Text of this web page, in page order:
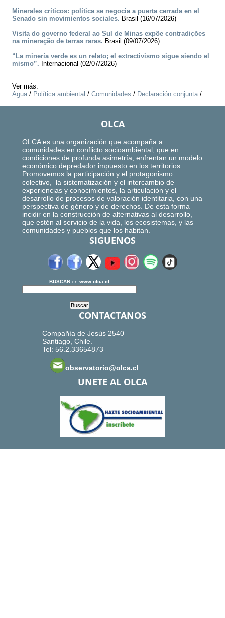
Minerales críticos: política se negocia a puerta cerrada en el
Senado sin movimientos sociales. Brasil (16/07/2026)
Visita do governo federal ao Sul de Minas expõe contradições
na mineração de terras raras. Brasil (09/07/2026)
“La minería verde es un relato; el extractivismo sigue siendo el
mismo”. Internacional (02/07/2026)
Ver más:
Agua/ Política ambiental / Comunidades / Declaración conjunta/
OLCA
OLCA es una organización que acompaña a
comunidades en conflicto socioambiental, que en
condiciones de profunda asimetría, enfrentan un modelo
económico depredador impuesto en los territorios.
Promovemos la participación y el protagonismo
colectivo, la sistematización y el intercambio de
experiencias y conocimientos, la articulación y el
desarrollo de procesos de valoración identitaria, con una
perspectiva de género y de derechos. De esta forma
incidir en la construcción de alternativas al desarrollo,
que estén al servicio de la vida, los ecosistemas, y las
comunidades y pueblos que los habitan.
SIGUENOS
BUSCAR en www.olca.cl
CONTACTANOS
Compañía de Jesús 2540
Santiago, Chile.
Tel: 56.2.33654873
observatorio@olca.cl
UNETE AL OLCA